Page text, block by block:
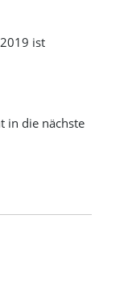
ist
in die nächste